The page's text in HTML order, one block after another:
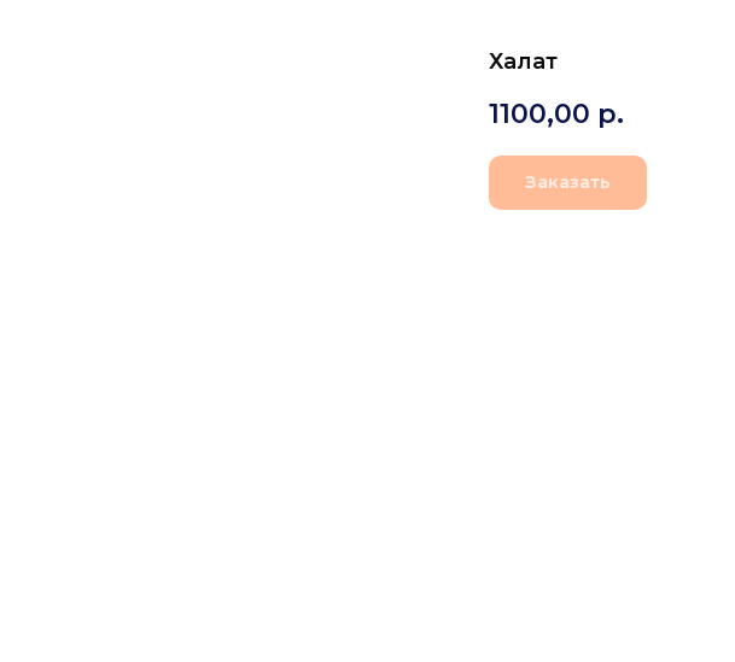
Халат
1100,00 р.
Заказать